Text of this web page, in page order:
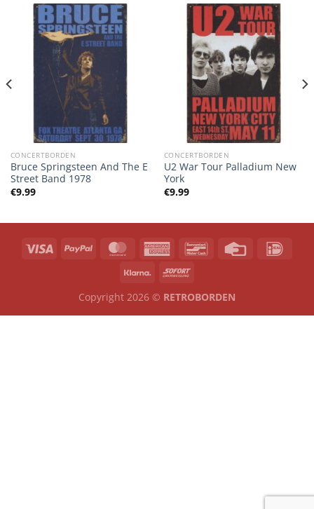
CONCERTBORDEN
Bruce Springsteen And The E
Street Band 1978
€9.99
CONCERTBORDEN
U2 War Tour Palladium New
York
€9.99
Copyright 2026 © RETROBORDEN